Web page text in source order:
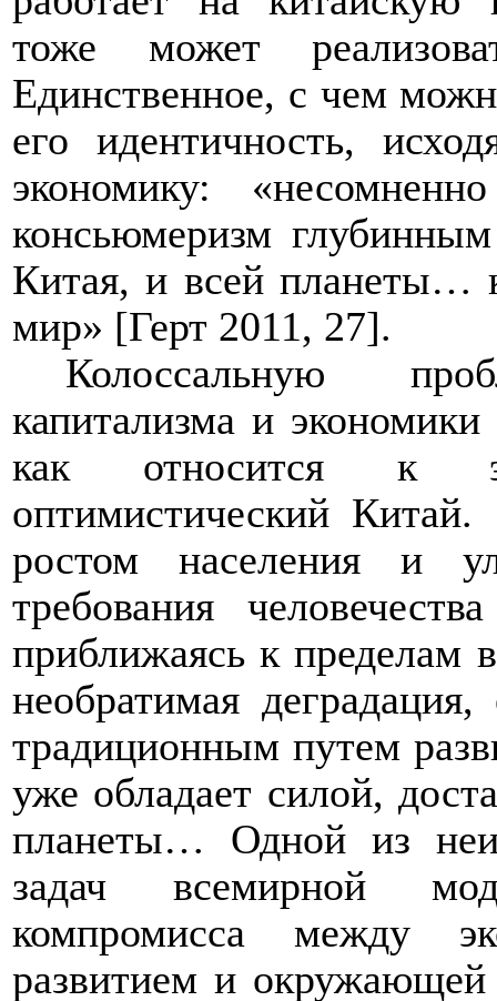
тоже может
Единственное, с чем
его идентичность,
экономику:
консьюмеризм
Китая, и всей планеты…
мир» [Герт 2011, 27].
Колоссальную
капитализма и
как относится к
оптимистический
ростом населения и
требования
приближаясь к пределам
необратимая
традиционным путем
уже обладает силой,
планеты… Одной из
задач всемирной
компромисса между
развитием и